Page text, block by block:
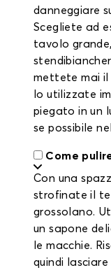
danneggiare
Scegliete ad
tavolo
mettete mai il
lo utilizzate
piegato in un
se possibile
Come
Con una
strofinate il
grossolano.
un sapone
le macchie.
quindi